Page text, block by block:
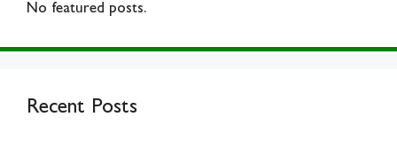
No featured posts.
Recent Posts